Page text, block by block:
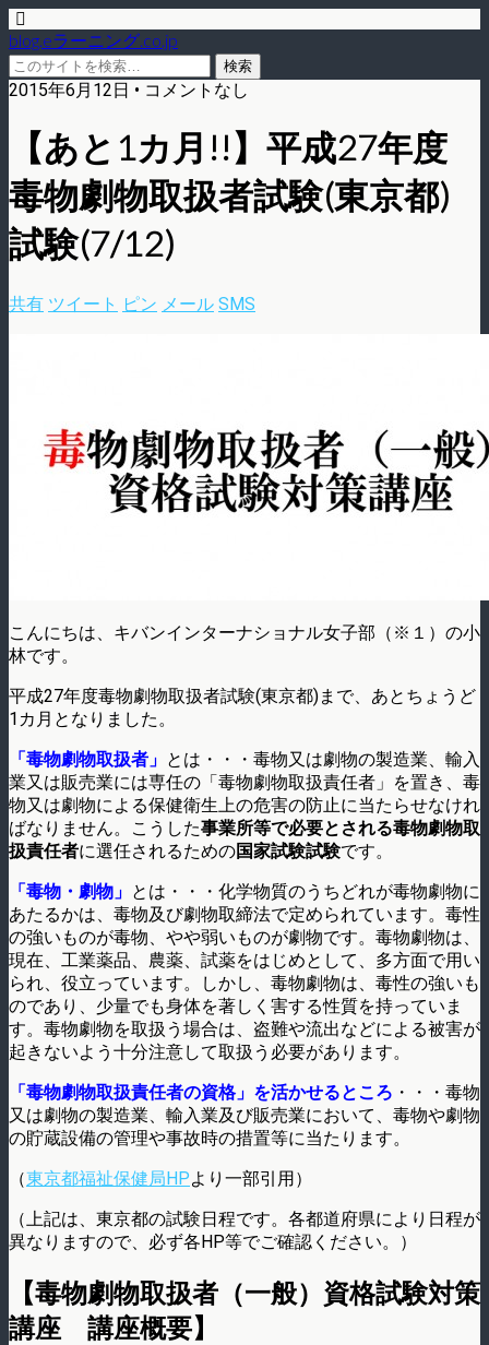
blog.eラーニング.co.jp
2015年6月12日 • コメントなし
【あと1カ月!!】平成27年度
毒物劇物取扱者試験(東京都)
試験(7/12)
共有 ツイート ピン メール SMS
こんにちは、キバンインターナショナル女子部（※１）の小
林です。
平成27年度毒物劇物取扱者試験(東京都)まで、あとちょうど
1カ月となりました。
「毒物劇物取扱者」 とは・・・毒物又は劇物の製造業、輸入
業又は販売業には専任の「毒物劇物取扱責任者」を置き、毒
物又は劇物による保健衛生上の危害の防止に当たらせなけれ
ばなりません。こうした事業所等で必要とされる毒物劇物取
扱責任者に選任されるための国家試験試験です。
「毒物・劇物」 とは・・・化学物質のうちどれが毒物劇物に
あたるかは、毒物及び劇物取締法で定められています。毒性
の強いものが毒物、やや弱いものが劇物です。毒物劇物は、
現在、工業薬品、農薬、試薬をはじめとして、多方面で用い
られ、役立っています。しかし、毒物劇物は、毒性の強いも
のであり、少量でも身体を著しく害する性質を持っていま
す。毒物劇物を取扱う場合は、盗難や流出などによる被害が
起きないよう十分注意して取扱う必要があります。
「毒物劇物取扱責任者の資格」を活かせるところ ・・・毒物
又は劇物の製造業、輸入業及び販売業において、毒物や劇物
の貯蔵設備の管理や事故時の措置等に当たります。
（東京都福祉保健局HPより一部引用）
（上記は、東京都の試験日程です。各都道府県により日程が
異なりますので、必ず各HP等でご確認ください。）
【毒物劇物取扱者（一般）資格試験対策
講座 講座概要】